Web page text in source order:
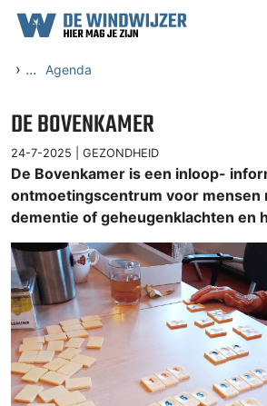
Ga naar content
› ... Agenda
DE BOVENKAMER
24-7-2025 | GEZONDHEID
De Bovenkamer is een inloop-
ontmoetingscentrum voor mensen
dementie of geheugenklachten en